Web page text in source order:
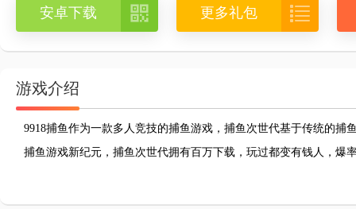
安卓下载  更多礼包 
游戏介绍
9918捕鱼作为一款多人竞技的捕鱼游戏，捕鱼次世代基于传统的
捕鱼游戏新纪元，捕鱼次世代拥有百万下载，玩过都变有钱人，爆